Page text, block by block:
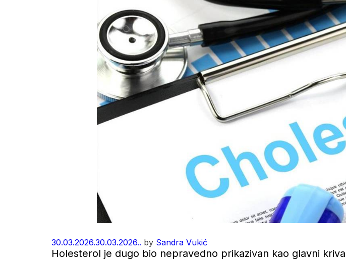
30.03.2026.30.03.2026.. by Sandra Vukić
Holesterol je dugo bio nepravedno prikazivan kao glavni